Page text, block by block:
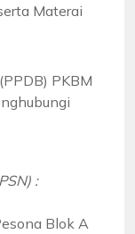
Materai
(PPDB) PKBM
:
Blok A